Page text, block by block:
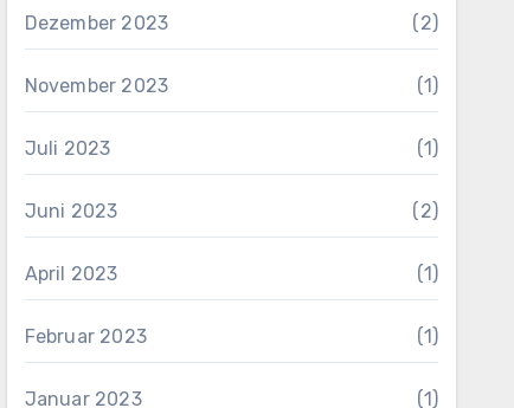
Dezember 2023 (2)
November 2023 (1)
Juli 2023 (1)
Juni 2023 (2)
April 2023 (1)
Februar 2023 (1)
Januar 2023 (1)